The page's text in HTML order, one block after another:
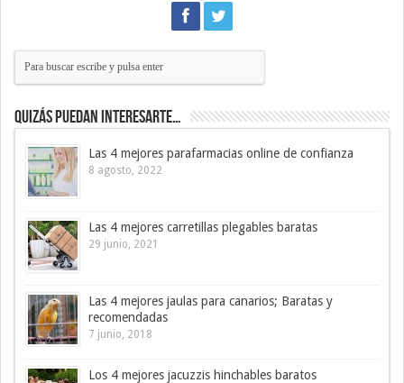
Quizás puedan interesarte…
Las 4 mejores parafarmacias online de confianza
8 agosto, 2022
Las 4 mejores carretillas plegables baratas
29 junio, 2021
Las 4 mejores jaulas para canarios; Baratas y
recomendadas
7 junio, 2018
Los 4 mejores jacuzzis hinchables baratos